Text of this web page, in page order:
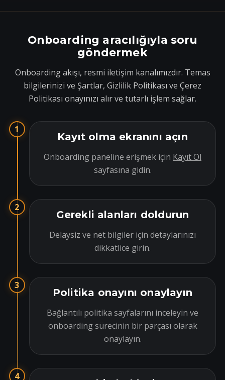
Onboarding aracılığıyla soru
göndermek
Onboarding akışı, resmi iletişim kanalımızdır. Temas
bilgilerinizi ve Şartlar, Gizlilik Politikası ve Çerez
Politikası onayınızı alır ve tutarlı işlem sağlar.
1
Kayıt olma ekranını açın
Onboarding paneline erişmek için Kayıt Ol
sayfasına gidin.
2
Gerekli alanları doldurun
Delaysiz ve net bilgiler için detaylarınızı
dikkatlice girin.
3
Politika onayını onaylayın
Bağlantılı politika sayfalarını inceleyin ve
onboarding sürecinin bir parçası olarak
onaylayın.
4